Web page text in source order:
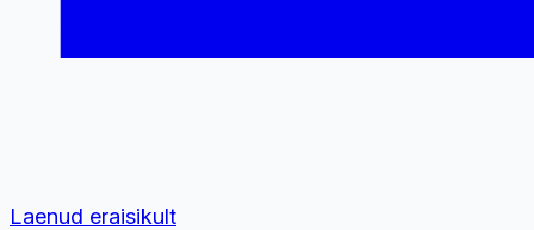
Laenud eraisikult